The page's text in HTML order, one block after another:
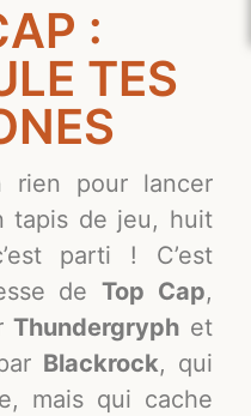
:
TES
rien pour lancer
tapis de jeu, huit
parti ! C’est
deTop Cap,
Thundergryph et
Blackrock, qui
mais qui cache